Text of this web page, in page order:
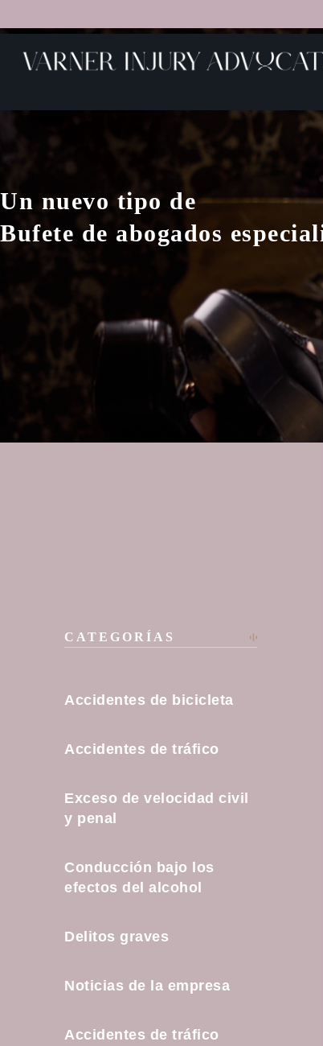
Un nuevo tipo de
Bufete de abogados
CATEGORÍAS
Accidentes de bicicleta
Accidentes de tráfico
Exceso de velocidad civil
y penal
Conducción bajo los
efectos del alcohol
Delitos graves
Noticias de la empresa
Accidentes de tráfico